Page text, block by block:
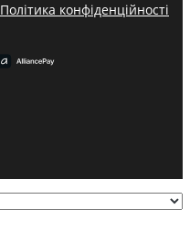
Політика конфіденційності